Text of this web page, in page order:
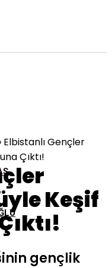
› Elbistanlı Gençler
Çıktı!
Keşif
gençlik